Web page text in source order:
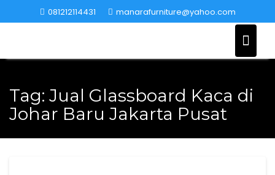
to
081212114431 manarafurniture@yahoo.com
Tag: Jual Glassboard Kaca di
Johar Baru Jakarta Pusat